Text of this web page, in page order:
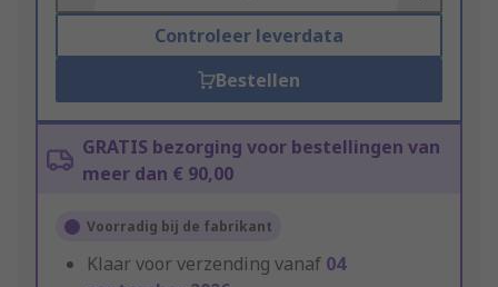
Controleer leverdata
Bestellen
GRATIS bezorging voor bestellingen van
meer dan € 90,00
Voorradig bij de fabrikant
Klaar voor verzending vanaf 04